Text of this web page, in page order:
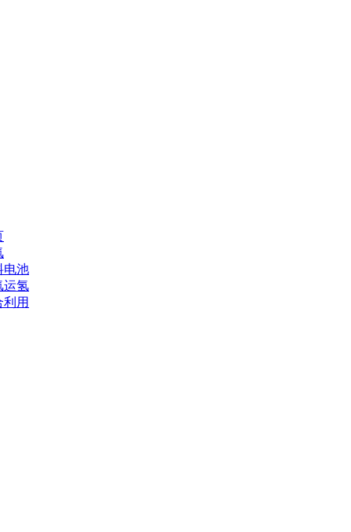
电池
运氢
利用